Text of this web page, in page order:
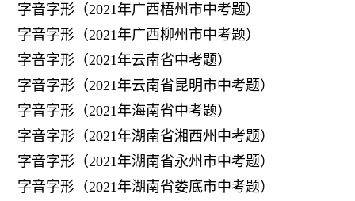
字音字形（2021年广西梧州市中考题）
字音字形（2021年广西柳州市中考题）
字音字形（2021年云南省中考题）
字音字形（2021年云南省昆明市中考题）
字音字形（2021年海南省中考题）
字音字形（2021年湖南省湘西州中考题）
字音字形（2021年湖南省永州市中考题）
字音字形（2021年湖南省娄底市中考题）